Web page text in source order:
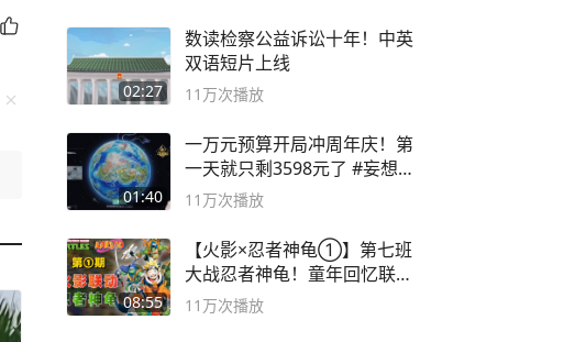
02:27
数读检察公益诉讼十年！中英
双语短片上线
11万次播放
01:40
一万元预算开局冲周年庆！第
一天就只剩3598元了 #妄想山
海
11万次播放
08:55
【火影×忍者神龟①】第七班
大战忍者神龟！童年回忆联动
论武？
11万次播放